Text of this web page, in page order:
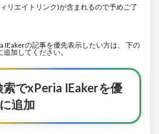
リエイトリンク)が含まれるので予めご了
IEakerの記事を優先表示したい方は、 下の
加してください。
でxPeria IEakerを優
追加